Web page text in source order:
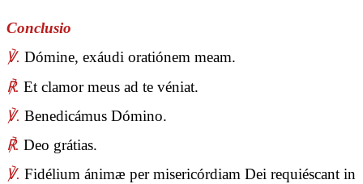
Conclusio
℣. Dómine, exáudi oratiónem meam.
℟. Et clamor meus ad te véniat.
℣. Benedicámus Dómino.
℟. Deo grátias.
℣. Fidélium ánimæ per misericórdiam Dei requiéscant in